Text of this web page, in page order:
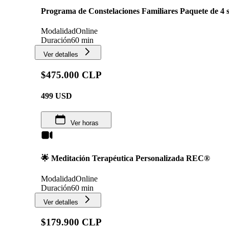
Programa de Constelaciones Familiares Paquete de 4
ModalidadOnline
Duración60 min
Ver detalles
$475.000 CLP
499 USD
Ver horas
🌟 Meditación Terapéutica Personalizada REC®
ModalidadOnline
Duración60 min
Ver detalles
$179.900 CLP